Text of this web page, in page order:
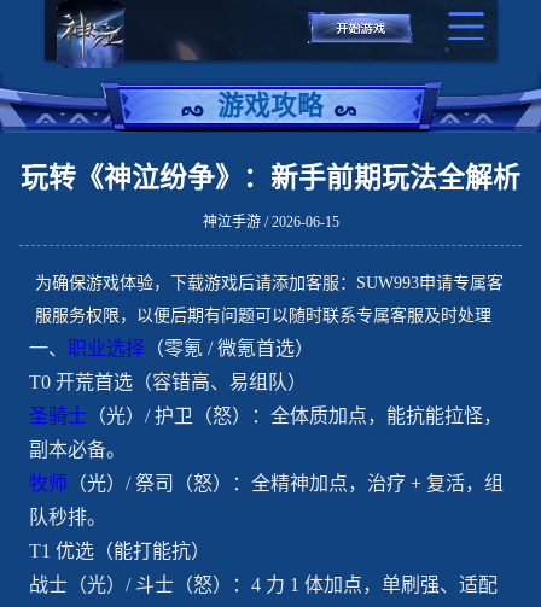
游戏攻略
玩转《神泣纷争》：新手前期玩法全解析
神泣手游 / 2026-06-15
为确保游戏体验，下载游戏后请添加客服：SUW993申请专属客
服服务权限，以便后期有问题可以随时联系专属客服及时处理
一、 职业选择（零氪 / 微氪首选）
T0 开荒首选（容错高、易组队）
圣骑士 （光）/ 护卫（怒）：全体质加点，能抗能拉怪，
副本必备。
牧师 （光）/ 祭司（怒）：全精神加点，治疗 + 复活，组
队秒排。
T1 优选（能打能抗）
战士（光）/ 斗士（怒）：4 力 1 体加点，单刷强、适配